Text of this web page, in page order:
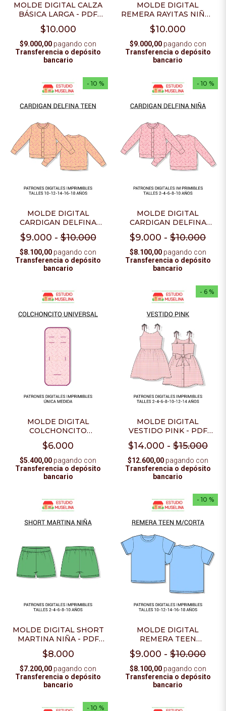
MOLDE DIGITAL CALZA
BÁSICA LARGA - PDF
PARA IMPRIMIR
$10.000
$9.000,00 pagando con
Transferencia o depósito
bancario
MOLDE DIGITAL
REMERA RAYITAS NIÑA -
PDF PARA IMPRIMIR
$10.000
$9.000,00pagando con
Transferencia o depósito
bancario
- 10 %
MOLDE DIGITAL
CARDIGAN DELFINA
TEEN - PDF PARA
IMPRIMIR
$9.000 - $10.000
$8.100,00 pagando con
Transferencia o depósito
bancario
- 10 %
MOLDE DIGITAL
CARDIGAN DELFINA
NIÑA - PDF PARA
IMPRIMIR
$9.000 - $10.000
$8.100,00pagando con
Transferencia o depósito
bancario
MOLDE DIGITAL
COLCHONCITO
UNIVERSAL PARA
COCHECITO - PDF PARA
IMPRIMIR
$6.000
$5.400,00 pagando con
Transferencia o depósito
bancario
- 6 %
MOLDE DIGITAL
VESTIDO PINK - PDF
PARA IMPRIMIR + VIDEO
TUTORIAL
$14.000 - $15.000
$12.600,00pagando con
Transferencia o depósito
bancario
MOLDE DIGITAL SHORT
MARTINA NIÑA - PDF
PARA IMPRIMIR
$8.000
$7.200,00 pagando con
Transferencia o depósito
bancario
- 10 %
MOLDE DIGITAL
REMERA TEEN
M/CORTA - PACK PARA
IMPRIMIR EN PDF
$9.000 - $10.000
$8.100,00pagando con
Transferencia o depósito
bancario
- 10 %